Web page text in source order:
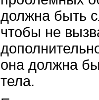
должна быть
чтобы не
она должна
тела.